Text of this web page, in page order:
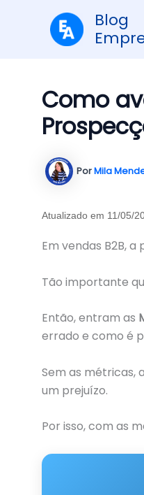
Blog
Como
PorMila
Atualizado em 11/05/
Em vendas B2B,
Tão importante
Então, entram as
errado e como é
Sem as métricas,
um prejuízo.
Por isso, com as